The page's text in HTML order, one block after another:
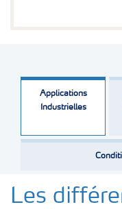
Applications
Industrielles
Les